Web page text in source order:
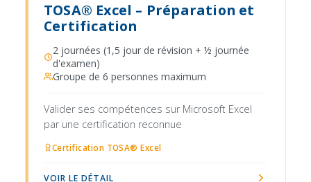
TOSA® Excel – Préparation et
Certification
2 journées (1,5 jour de révision + ½ journée
d'examen)
Groupe de 6 personnes maximum
Valider ses compétences sur Microsoft Excel
par une certification reconnue
Certification TOSA® Excel
VOIR LE DÉTAIL